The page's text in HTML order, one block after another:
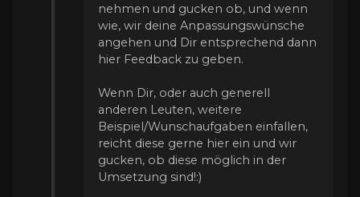
nehmen und gucken ob, und wenn
wie, wir deine Anpassungswünsche
angehen und Dir entsprechend dann
hier Feedback zu geben.
Wenn Dir, oder auch generell
anderen Leuten, weitere
Beispiel/Wunschaufgaben einfallen,
reicht diese gerne hier ein und wir
gucken, ob diese möglich in der
Umsetzung sind!:)